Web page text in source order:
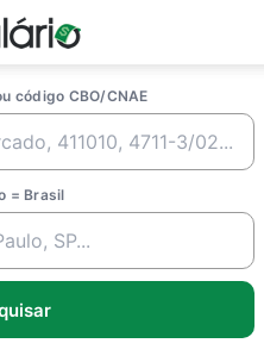
código CBO/CNAE
= Brasil